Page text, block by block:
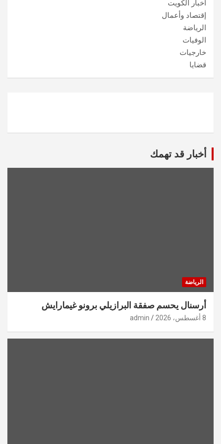
أخبار الكويت
إقتصاد وأعمال
الرياضة
الوفيات
خارجيات
قضايا
أخبار قد تهمك
الرياضة
أرسنال يحسم صفقة البرازيلي برونو غيمارايش
8 أغسطس، 2026 admin